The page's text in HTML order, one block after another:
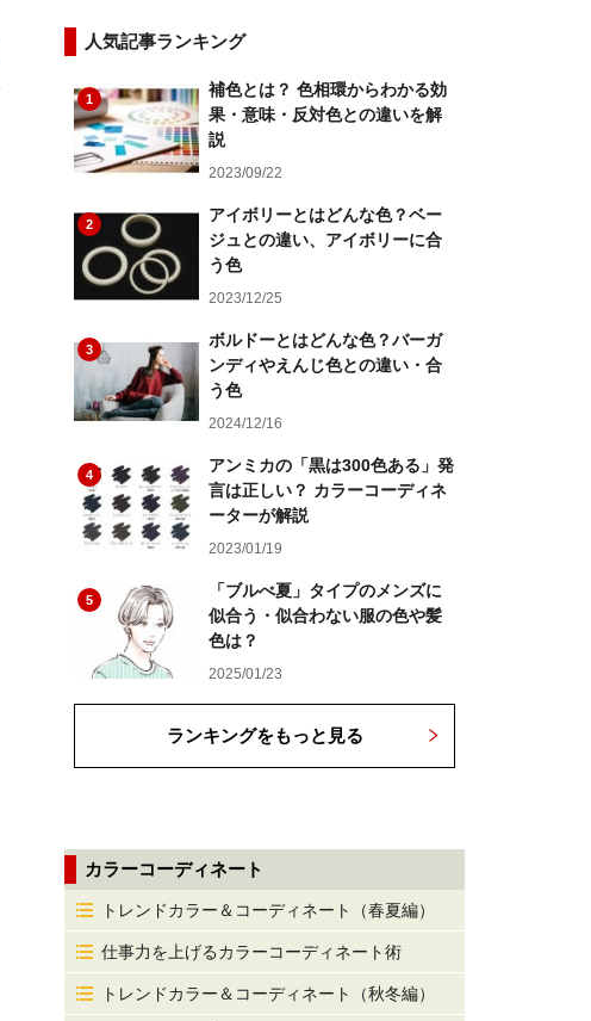
人気記事ランキング
1
補色とは？ 色相環からわかる効
果・意味・反対色との違いを解
説
2023/09/22
2
アイボリーとはどんな色？ベー
ジュとの違い、アイボリーに合
う色
2023/12/25
3
ボルドーとはどんな色？バーガ
ンディやえんじ色との違い・合
う色
2024/12/16
4
アンミカの「黒は300色ある」発
言は正しい？ カラーコーディネ
ーターが解説
2023/01/19
5
「ブルべ夏」タイプのメンズに
似合う・似合わない服の色や髪
色は？
2025/01/23
ランキングをもっと見る
カラーコーディネート
トレンドカラー＆コーディネート（春夏編）
仕事力を上げるカラーコーディネート術
トレンドカラー＆コーディネート（秋冬編）